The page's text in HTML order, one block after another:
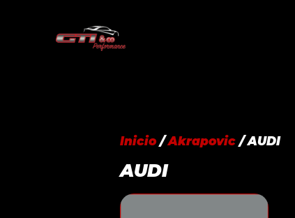
contenido
Inicio/Akrapovic / AUDI
AUDI